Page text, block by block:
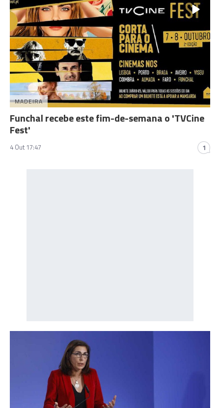
MADEIRA
Funchal recebe este fim-de-semana o 'TVCine
Fest'
4 Out 17:47 1